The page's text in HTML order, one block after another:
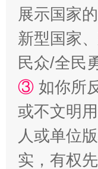
展示国家
新型国家
民众/全民
③ 如你所
或不文明
人或单位
实，有权